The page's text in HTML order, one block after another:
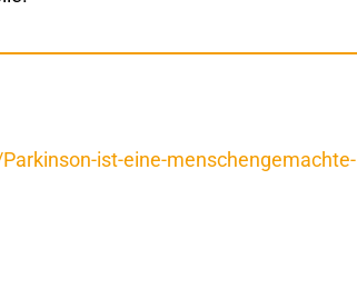
ist-eine-menschengemachte-